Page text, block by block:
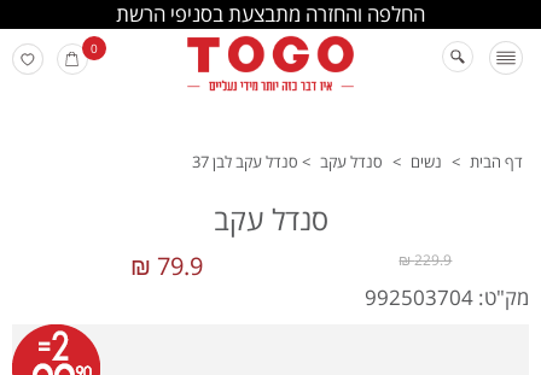
החלפה והחזרה מתבצעת בסניפי הרשת
0
דף הבית > נשים > סנדל עקב > סנדל עקב לבן 37
סנדל עקב
79.9 ₪ 229.9 ₪
מק"ט: 992503704